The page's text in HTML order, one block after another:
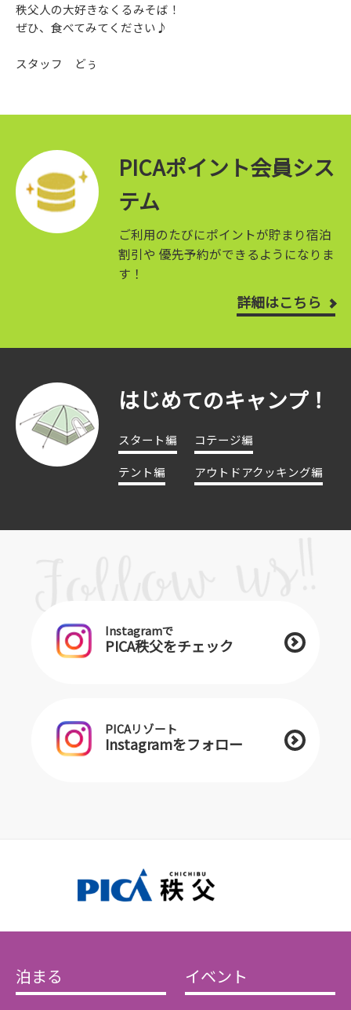
秩父人の大好きなくるみそば！
ぜひ、食べてみてください♪
スタッフ どぅ
PICAポイント会員シス
テム
ご利用のたびにポイントが貯まり宿泊
割引や 優先予約ができるようになりま
す！
詳細はこちら
はじめてのキャンプ！
スタート編
コテージ編
テント編
アウトドアクッキング編
Instagramで
PICA秩父をチェック
PICAリゾート
Instagramをフォロー
泊まる イベント